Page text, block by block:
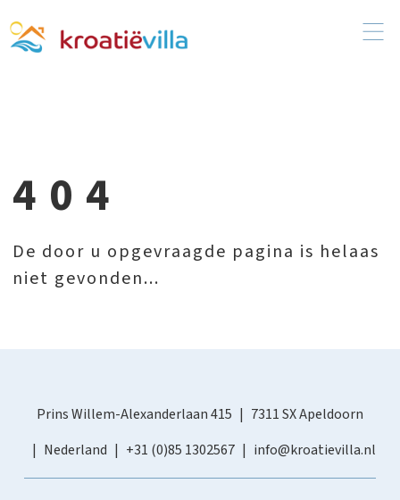
404
De door u opgevraagde pagina is helaas
niet gevonden...
Prins Willem-Alexanderlaan 415
7311 SX Apeldoorn
Nederland
+31 (0)85 1302567 info@kroatievilla.nl